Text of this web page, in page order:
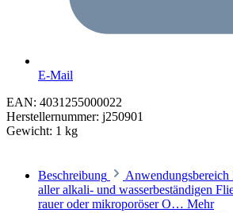
E-Mail
EAN: 4031255000022
Herstellernummer: j250901
Gewicht: 1 kg
Beschreibung
aller alkali- und wasserbeständigen
rauer oder mikroporöser O… Mehr